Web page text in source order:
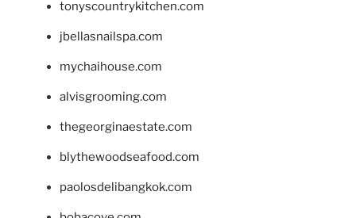
tonyscountrykitchen.com
jbellasnailspa.com
mychaihouse.com
alvisgrooming.com
thegeorginaestate.com
blythewoodseafood.com
paolosdelibangkok.com